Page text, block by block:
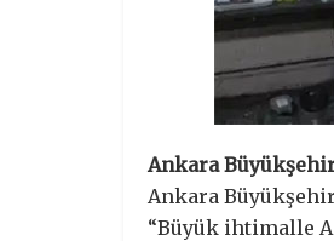
Ankara
Ankara
“Büyük ihtimalle